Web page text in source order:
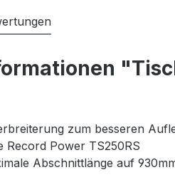
zum besseren
Record Power TS250RS
Abschnittlänge auf